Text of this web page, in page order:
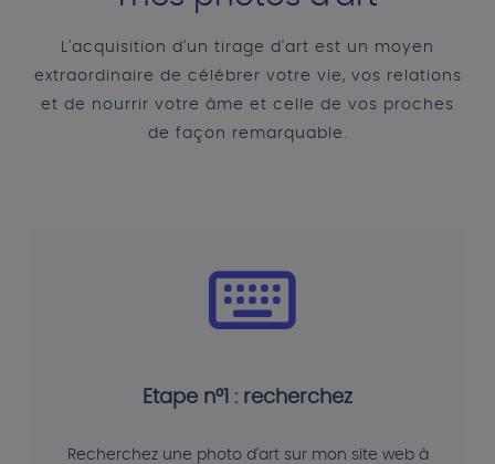
L'acquisition d'un tirage d'art est un moyen
extraordinaire de célébrer votre vie, vos relations
et de nourrir votre âme et celle de vos proches
de façon remarquable.
Etape n°1 : recherchez
Recherchez une photo d'art sur mon site web à